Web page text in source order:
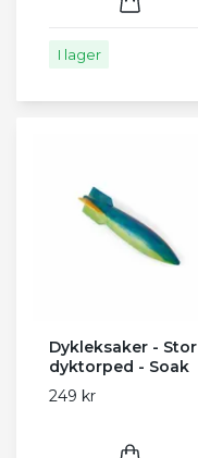
I lager
Dykleksaker - Stor
dyktorped - Soak
249 kr